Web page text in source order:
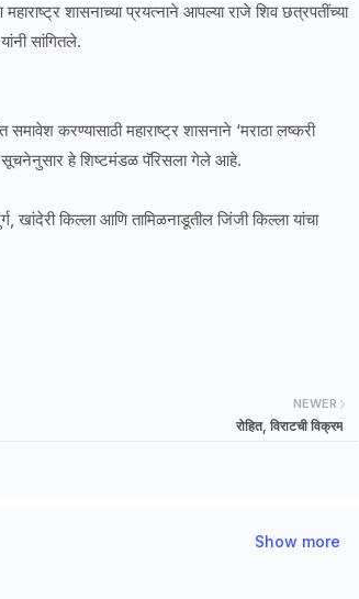
शासनाच्या प्रयत्नाने आपल्या राजे शिव छत्रपतींच्या
सांगितले.
समावेश करण्यासाठी महाराष्ट्र शासनाने ‘मराठा लष्करी
हे शिष्टमंडळ पॅरिसला गेले आहे.
खांदेरी किल्ला आणि तामिळनाडूतील जिंजी किल्ला यांचा
NEWER
रोहित, विराटची विक्रम
Show more